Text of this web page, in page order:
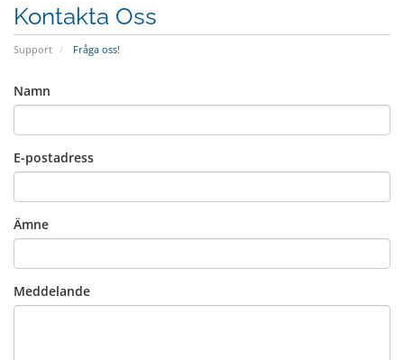
Kontakta Oss
Support Fråga oss!
Namn
E-postadress
Ämne
Meddelande